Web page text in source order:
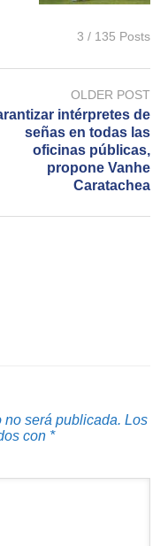
3 / 135 Posts
OLDER POST
intérpretes de
señas en todas las
oficinas públicas,
propone Vanhe
Caratachea
no será publicada. Los
con *